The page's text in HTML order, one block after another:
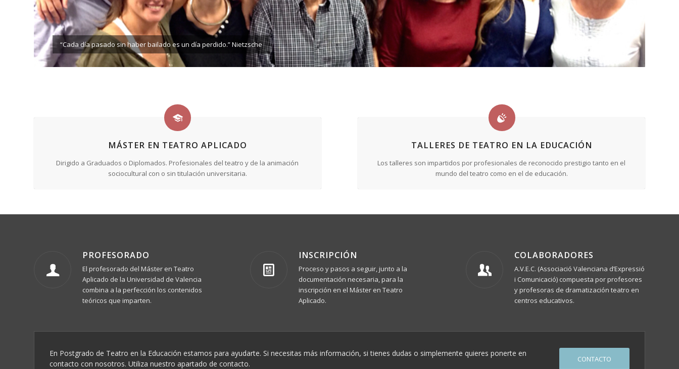
“Cada día pasado sin haber bailado es un día perdido.” Nietzsche
MÁSTER EN TEATRO APLICADO
Dirigido a Graduados o Diplomados. Profesionales del teatro y de la animación
sociocultural con o sin titulación universitaria.
TALLERES DE TEATRO EN LA EDUCACIÓN
Los talleres son impartidos por profesionales de reconocido prestigio tanto en el
mundo del teatro como en el de educación.
PROFESORADO
El profesorado del Máster en Teatro
Aplicado de la Universidad de Valencia
combina a la perfección los contenidos
teóricos que imparten.
INSCRIPCIÓN
Proceso y pasos a seguir, junto a la
documentación necesaria, para la
inscripción en el Máster en Teatro
Aplicado.
COLABORADORES
A.V.E.C. (Associació Valenciana d’Expressió
i Comunicació) compuesta por profesores
y profesoras de dramatización teatro en
centros educativos.
En Postgrado de Teatro en la Educación estamos para ayudarte. Si necesitas más información, si tienes dudas o simplemente quieres ponerte en
contacto con nosotros. Utiliza nuestro apartado de contacto.
CONTACTO